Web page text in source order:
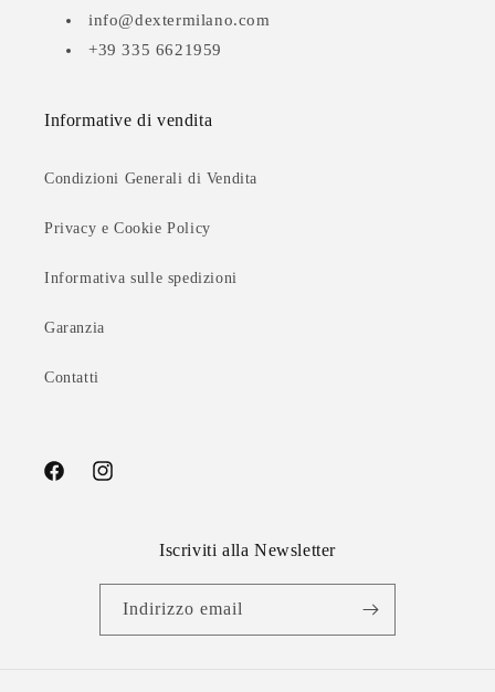
info@dextermilano.com
+39 335 6621959
Informative di vendita
Condizioni Generali di Vendita
Privacy e Cookie Policy
Informativa sulle spedizioni
Garanzia
Contatti
FacebookInstagram
Iscriviti alla Newsletter
Indirizzo email